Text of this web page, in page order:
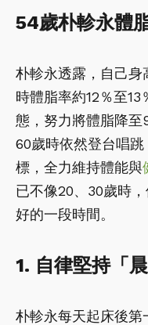
54歲朴軫永體
朴軫永透露，自己身
時體脂率約12％至
態，努力將體脂降至
60歲時依然登台唱
標，全力維持體能與
已不像20、30歲時
好的一段時間。
1. 自律堅持「
朴軫永每天起床後第